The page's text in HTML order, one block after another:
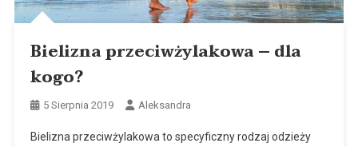
Bielizna przeciwżylakowa – dla
kogo?
5 Sierpnia 2019 Aleksandra
Bielizna przeciwżylakowa to specyficzny rodzaj odzieży